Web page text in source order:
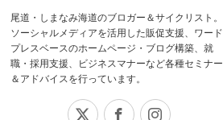
尾道・しまなみ海道のブロガー＆サイクリスト。
ソーシャルメディアを活用した販促支援、ワード
プレスベースのホームページ・ブログ構築、就
職・採用支援、ビジネスマナーなど各種セミナー
＆アドバイスを行っています。
Facebook